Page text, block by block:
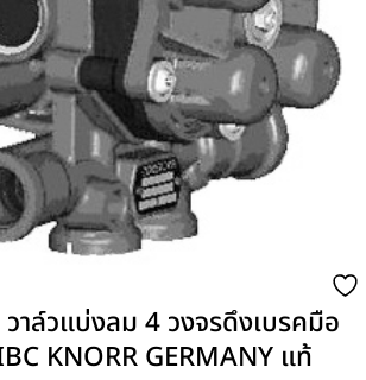
าล์วแบ่งลม 4 วงจรดึงเบรคมือ
KNORR GERMANY แท้